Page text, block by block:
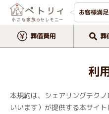
お客様満
葬儀費用 葬
利
本規約は、シェアリングテク
いいます）が提供する本サイ